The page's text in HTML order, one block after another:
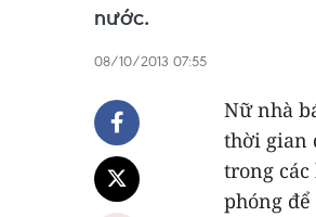
nước.
08/10/2013 07:55
Nữ nhà
thời gian
trong
phóng